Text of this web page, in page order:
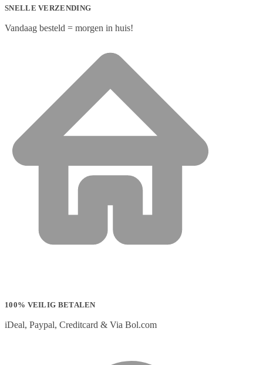
SNELLE VERZENDING
Vandaag besteld = morgen in huis!
100% VEILIG BETALEN
iDeal, Paypal, Creditcard & Via Bol.com